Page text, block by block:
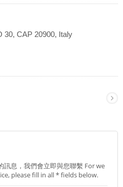
30, CAP 20900, Italy